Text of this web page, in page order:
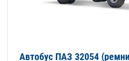
Автобус ПАЗ 32054